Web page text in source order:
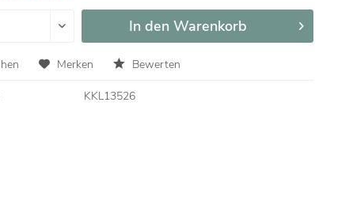
In den Warenkorb
Merken Bewerten
KKL13526